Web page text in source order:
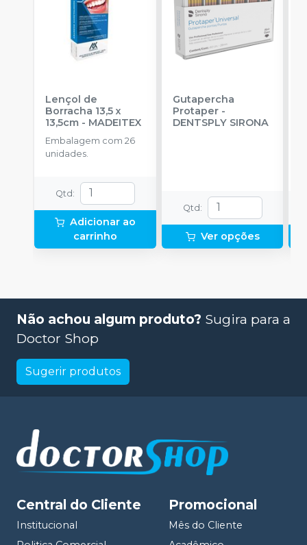
Lençol de
Borracha 13,5 x
13,5cm - MADEITEX
Embalagem com 26
unidades.
Qtd :
Adicionar ao
carrinho
Gutapercha
Protaper-
DENTSPLY SIRONA
Qtd :
Ver opções
Não achou algum produto? Sugira para a
Doctor Shop
Sugerir produtos
Central do Cliente
Institucional
Promocional
Mês do Cliente